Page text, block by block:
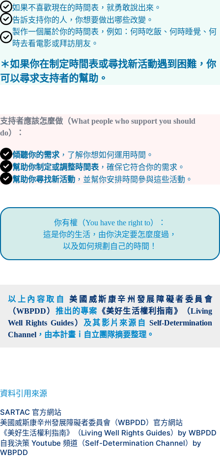
如果不喜歡現在的時間表，就勇敢說出來。
告訴支持你的人，你想要做出哪些改變。
製作一個屬於你的時間表，例如：何時吃飯、何時睡覺、何
時去看電影或拜訪朋友。
＊如果你在制定時間表或尋找新活動遇到困難， 你
可以尋求支持者的幫助。
支持者應該怎麼做（What people who support you should
do）：
傾聽你的需求 ，了解你想如何運用時間。
幫助你制定或調整時間表 ，確保它符合你的需求。
幫助你尋找新活動 ，並幫你安排時間參與這些活動。
你有權（You have the right to）：
這是你的生活，由你決定要怎麼度過，
以及如何規劃自己的時間！
以上內容取自美國威斯康辛州發展障礙者委員會
（WBPDD） 推出的專案 《美好生活權利指南》（Living
Well Rights Guides） 及其影片來源自 Self-Determination
Channel ，由本計畫 ｉ自立團隊摘要整理。
資料引用來源
SARTAC 官方網站
美國威斯康辛州發展障礙者委員會（WBPDD）官方網站
《美好生活權利指南》（Living Well Rights Guides）by WBPDD
自我決策 Youtube 頻道（Self-Determination Channel）by
WBPDD